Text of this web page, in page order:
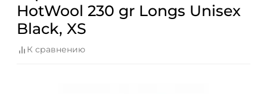
HotWool 230 gr Longs Unisex
Black, XS
К сравнению